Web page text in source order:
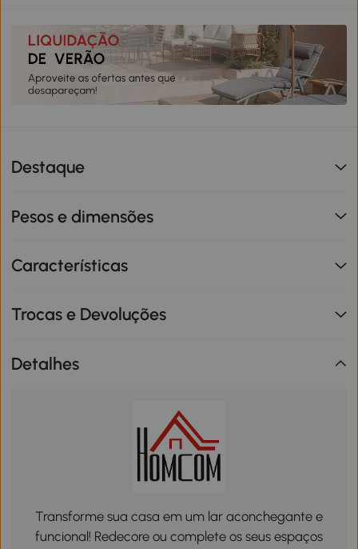
Destaque
Pesos e dimensões
Características
Trocas e Devoluções
Detalhes
Transforme sua casa em um lar aconchegante e
funcional! Redecore ou complete os seus espaços